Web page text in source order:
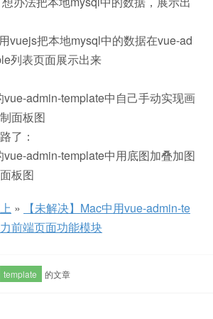
vuejs把本地mysql中的数据在vue-ad
列表页面展示出来
vue-admin-template中自己手动实现画
面板图
了：
vue-admin-template中用底图加叠加图
板图
»
【未解决】Mac中用vue-admin-te
前端页面功能模块
template 的文章